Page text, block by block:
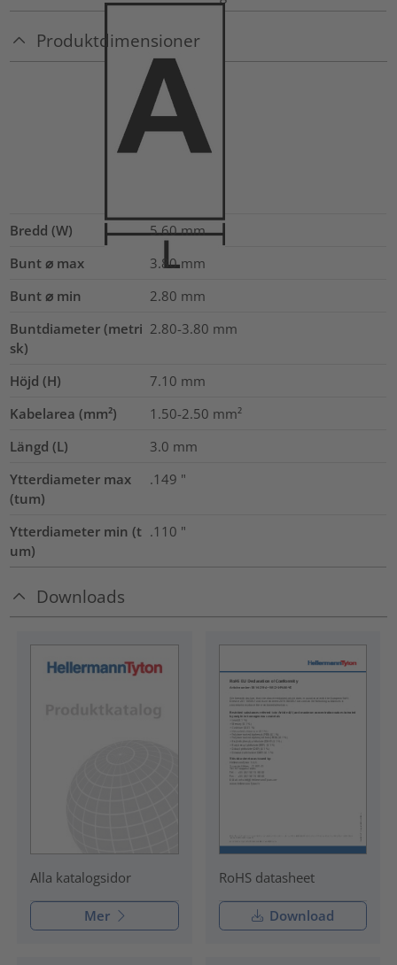
Produktdimensioner
Bredd (W) 5.60 mm
Bunt ⌀ max
3.80 mm
Bunt ⌀ min
2.80 mm
Buntdiameter (metri
sk)
2.80-3.80 mm
Höjd (H) 7.10 mm
Kabelarea (mm²)
1.50-2.50 mm²
Längd (L)
3.0 mm
Ytterdiameter max
(tum)
.149 "
Ytterdiameter min (t
um)
.110 "
Downloads
Alla katalogsidor
Mer
RoHS datasheet
Download